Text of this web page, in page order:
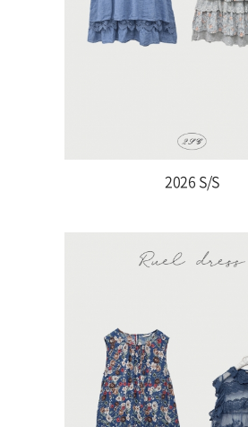
2026 S/S